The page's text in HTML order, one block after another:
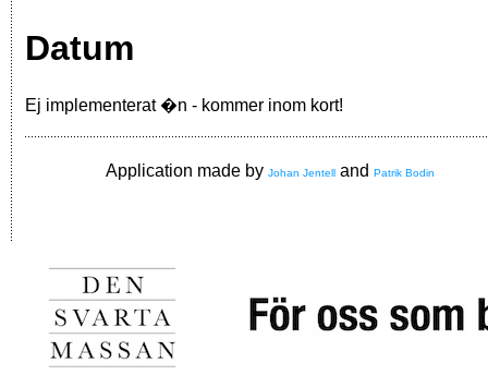
Datum
Ej implementerat �n - kommer inom kort!
Application made by Johan Jentell and Patrik Bodin